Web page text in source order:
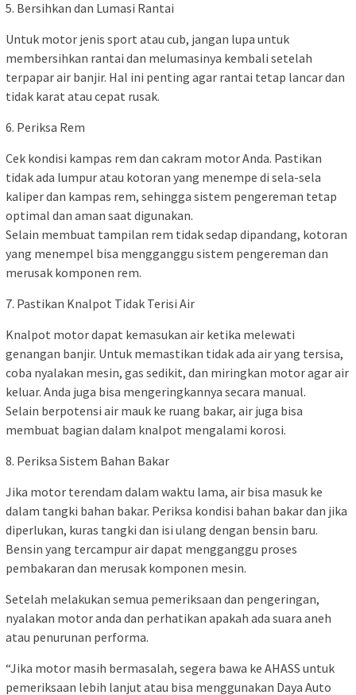
5. Bersihkan dan Lumasi Rantai
Untuk motor jenis sport atau cub, jangan lupa untuk
membersihkan rantai dan melumasinya kembali setelah
terpapar air banjir. Hal ini penting agar rantai tetap lancar dan
tidak karat atau cepat rusak.
6. Periksa Rem
Cek kondisi kampas rem dan cakram motor Anda. Pastikan
tidak ada lumpur atau kotoran yang menempe di sela-sela
kaliper dan kampas rem, sehingga sistem pengereman tetap
optimal dan aman saat digunakan.
Selain membuat tampilan rem tidak sedap dipandang, kotoran
yang menempel bisa mengganggu sistem pengereman dan
merusak komponen rem.
7. Pastikan Knalpot Tidak Terisi Air
Knalpot motor dapat kemasukan air ketika melewati
genangan banjir. Untuk memastikan tidak ada air yang tersisa,
coba nyalakan mesin, gas sedikit, dan miringkan motor agar air
keluar. Anda juga bisa mengeringkannya secara manual.
Selain berpotensi air mauk ke ruang bakar, air juga bisa
membuat bagian dalam knalpot mengalami korosi.
8. Periksa Sistem Bahan Bakar
Jika motor terendam dalam waktu lama, air bisa masuk ke
dalam tangki bahan bakar. Periksa kondisi bahan bakar dan jika
diperlukan, kuras tangki dan isi ulang dengan bensin baru.
Bensin yang tercampur air dapat mengganggu proses
pembakaran dan merusak komponen mesin.
Setelah melakukan semua pemeriksaan dan pengeringan,
nyalakan motor anda dan perhatikan apakah ada suara aneh
atau penurunan performa.
“Jika motor masih bermasalah, segera bawa ke AHASS untuk
pemeriksaan lebih lanjut atau bisa menggunakan Daya Auto